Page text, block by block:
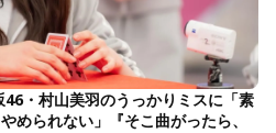
・村山美羽のうっかりミスに「素
められない」『そこ曲がったら、